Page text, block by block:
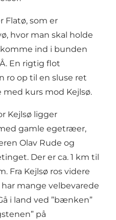
Flatø, som er
hvor man skal holde
ind i bunden
En rigtig flot
ro op til en sluse ret
med kurs mod Kejlsø.
Kejlsø ligger
gamle egetræer,
Olav Rude og
Der er ca. 1 km til
Fra Kejlsø ros videre
har mange velbevarede
i land ved ”bænken”
på